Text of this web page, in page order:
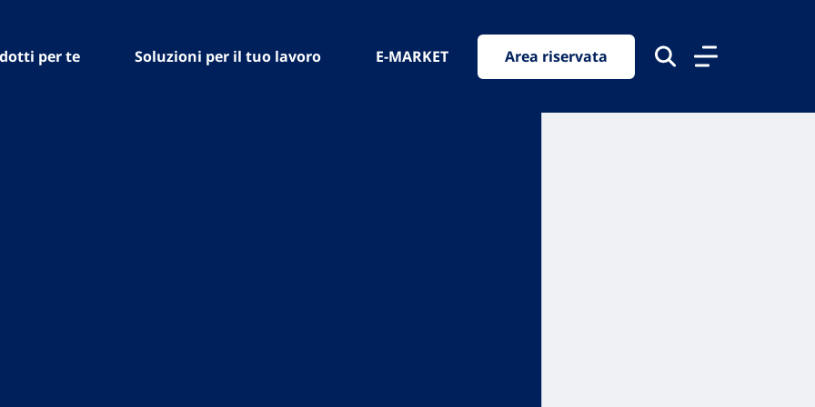
per te Soluzioni per il tuo lavoro E-MARKET Area riservata